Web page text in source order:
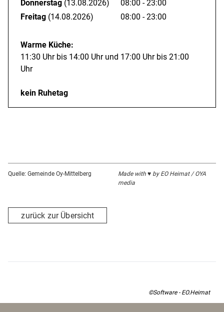
Saisonale Gerichte
Regionale Spezialitäten
Zahlungsmöglichkeiten
Barzahlung
Kapazitäten
Hinweise
Hunde willkommen
Terrasse, Garten
Donnerstag (13.08.2026)
08:00 - 23:00
Freitag (14.08.2026) 08:00 - 23:00
Warme Küche:
11:30 Uhr bis 14:00 Uhr und 17:00 Uhr bis 21:00
Uhr
kein Ruhetag
Quelle: Gemeinde Oy-Mittelberg
Made with ♥ by EO Heimat / OYA
media
zurück zur Übersicht
©Software - EO.Heimat